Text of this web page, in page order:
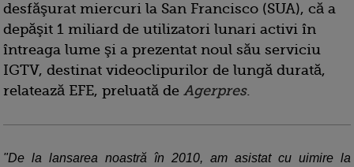
desfăşurat miercuri la San Francisco (SUA), că a
depăşit 1 miliard de utilizatori lunari activi în
întreaga lume şi a prezentat noul său serviciu
IGTV, destinat videoclipurilor de lungă durată,
relatează EFE, preluată de Agerpres.
"De la lansarea noastră în 2010, am asistat cu uimire la